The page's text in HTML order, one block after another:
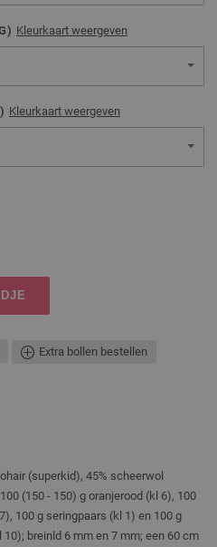
Kleurkaart weergeven
Kleurkaart weergeven
Extra bollen bestellen
(superkid), 45% scheerwol
(150 - 150) g oranjerood (kl 6), 100
100 g seringpaars (kl 1) en 100 g
breinld 6 mm en 7 mm; een 60 cm